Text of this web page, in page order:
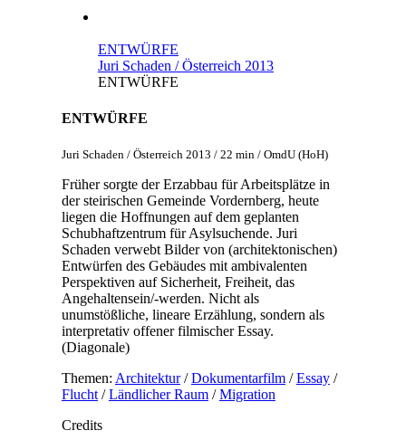
ENTWÜRFE
Juri Schaden / Österreich 2013
ENTWÜRFE
ENTWÜRFE
Juri Schaden / Österreich 2013 / 22 min / OmdU (HoH)
Früher sorgte der Erzabbau für Arbeitsplätze in
der steirischen Gemeinde Vordernberg, heute
liegen die Hoffnungen auf dem geplanten
Schubhaftzentrum für Asylsuchende. Juri
Schaden verwebt Bilder von (architektonischen)
Entwürfen des Gebäudes mit ambivalenten
Perspektiven auf Sicherheit, Freiheit, das
Angehaltensein/-werden. Nicht als
unumstößliche, lineare Erzählung, sondern als
interpretativ offener filmischer Essay.
(Diagonale)
Themen: Architektur/Dokumentarfilm/Essay/
Flucht/Ländlicher Raum/Migration
Credits